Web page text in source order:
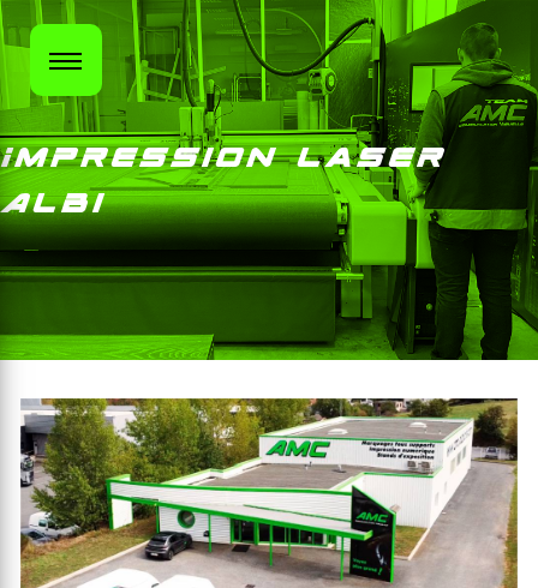
Impression Laser
Albi
Panneau de gestion des cookies